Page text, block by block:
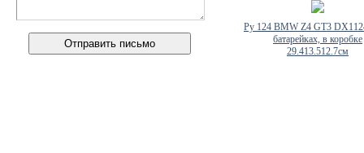
Ру 124 BMW Z4 GT3
батарейках, в коробке
29.413.512.7см